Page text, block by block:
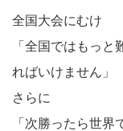
全国大会にむけ
「全国ではもっ
ればいけません」
さらに
「次勝ったら世